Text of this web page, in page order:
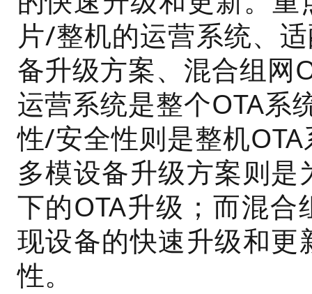
片/整机的运营系统、
备升级方案、混合组网
运营系统是整个OTA系
性/安全性则是整机
多模设备升级方案则
下的OTA升级；而混
现设备的快速升级和
性。